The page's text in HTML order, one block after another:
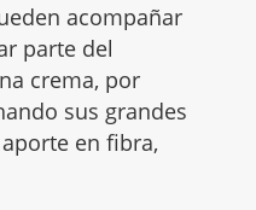
acompañar
parte del
crema, por
sus grandes
en fibra,